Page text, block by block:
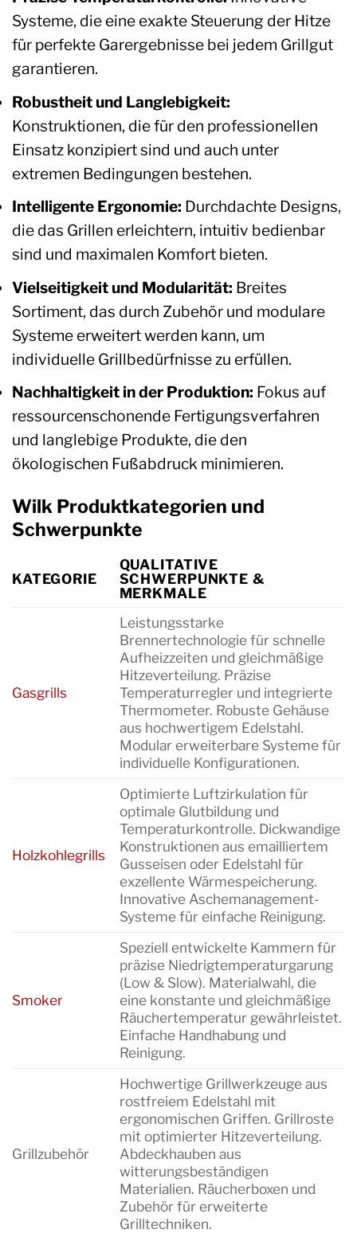
Systeme, die eine exakte Steuerung der Hitze
für perfekte Garergebnisse bei jedem Grillgut
garantieren.
Robustheit und Langlebigkeit:
Konstruktionen, die für den professionellen
Einsatz konzipiert sind und auch unter
extremen Bedingungen bestehen.
Intelligente Ergonomie: Durchdachte Designs,
die das Grillen erleichtern, intuitiv bedienbar
sind und maximalen Komfort bieten.
Vielseitigkeit und Modularität: Breites
Sortiment, das durch Zubehör und modulare
Systeme erweitert werden kann, um
individuelle Grillbedürfnisse zu erfüllen.
Nachhaltigkeit in der Produktion: Fokus auf
ressourcenschonende Fertigungsverfahren
und langlebige Produkte, die den
ökologischen Fußabdruck minimieren.
Wilk Produktkategorien und
Schwerpunkte
KATEGORIE
QUALITATIVE
SCHWERPUNKTE &
MERKMALE
Gasgrills
Leistungsstarke
Brennertechnologie für schnelle
Aufheizzeiten und gleichmäßige
Hitzeverteilung. Präzise
Temperaturregler und integrierte
Thermometer. Robuste Gehäuse
aus hochwertigem Edelstahl.
Modular erweiterbare Systeme für
individuelle Konfigurationen.
Holzkohlegrills
Optimierte Luftzirkulation für
optimale Glutbildung und
Temperaturkontrolle. Dickwandige
Konstruktionen aus emailliertem
Gusseisen oder Edelstahl für
exzellente Wärmespeicherung.
Innovative Aschemanagement-
Systeme für einfache Reinigung.
Smoker
Speziell entwickelte Kammern für
präzise Niedrigtemperaturgarung
(Low & Slow). Materialwahl, die
eine konstante und gleichmäßige
Räuchertemperatur gewährleistet.
Einfache Handhabung und
Reinigung.
Grillzubehör
Hochwertige Grillwerkzeuge aus
rostfreiem Edelstahl mit
ergonomischen Griffen. Grillroste
mit optimierter Hitzeverteilung.
Abdeckhauben aus
witterungsbeständigen
Materialien. Räucherboxen und
Zubehör für erweiterte
Grilltechniken.